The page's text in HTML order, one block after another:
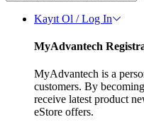
Kayıt Ol / Log In
MyAdvantech
MyAdvantech is a
customers. By
receive latest product
eStore offers.